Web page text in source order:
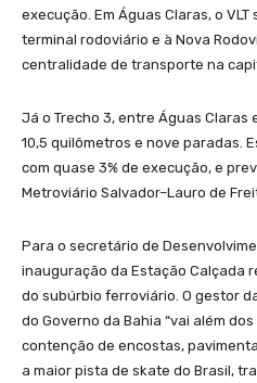
execução. Em Águas Claras, o
terminal rodoviário e à Nova
centralidade de transporte na
Já o Trecho 3, entre Águas
10,5 quilômetros e nove paradas.
com quase 3% de execução, e
Metroviário Salvador–Lauro de
Para o secretário de
inauguração da Estação Calçada
do subúrbio ferroviário. O gestor
do Governo da Bahia “vai além
contenção de encostas,
a maior pista de skate do Brasil,